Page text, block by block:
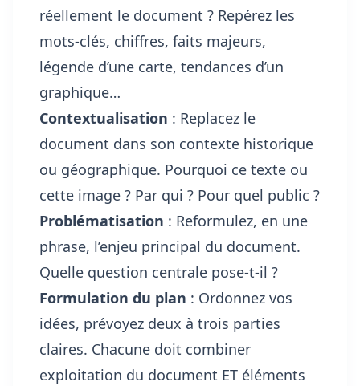
réellement le document ? Repérez les
mots-clés, chiffres, faits majeurs,
légende d’une carte, tendances d’un
graphique…
Contextualisation : Replacez le
document dans son contexte historique
ou géographique. Pourquoi ce texte ou
cette image ? Par qui ? Pour quel public ?
Problématisation : Reformulez, en une
phrase, l’enjeu principal du document.
Quelle question centrale pose-t-il ?
Formulation du plan : Ordonnez vos
idées, prévoyez deux à trois parties
claires. Chacune doit combiner
exploitation du document ET éléments